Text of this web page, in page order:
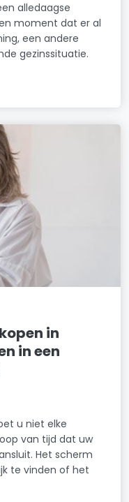
alledaagse
moment dat er al
een andere
gezinssituatie.
in
in een
u niet elke
van tijd dat uw
Het scherm
te vinden of het